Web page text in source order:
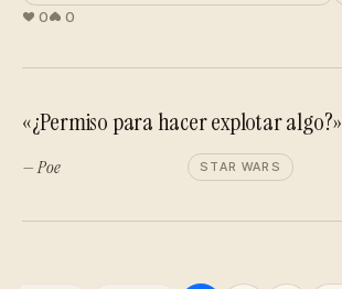
0 0
«¿Permiso para hacer explotar algo?»
— Poe STAR WARS